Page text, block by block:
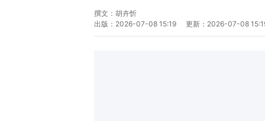
撰文： 胡卉忻
出版： 2026-07-08 15:19 更新： 2026-07-08